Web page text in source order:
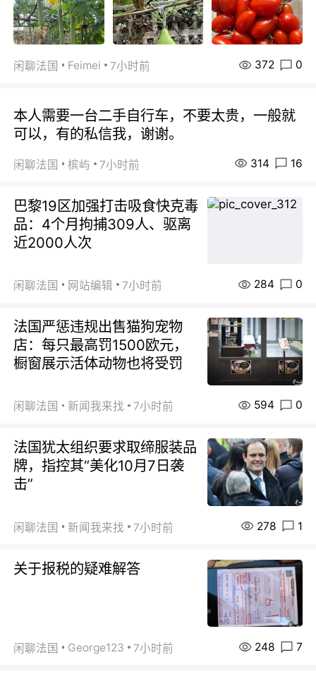
闲聊法国 Feimei 7小时前 372 0
本人需要一台二手自行车，不要太贵，一般就
可以，有的私信我，谢谢。
闲聊法国 槟屿 7小时前 314 16
巴黎19区加强打击吸食快克毒
品：4个月拘捕309人、驱离
近2000人次
闲聊法国 网站编辑 7小时前 284 0
法国严惩违规出售猫狗宠物
店：每只最高罚1500欧元，
橱窗展示活体动物也将受罚
闲聊法国 新闻我来找 7小时前 594 0
法国犹太组织要求取缔服装品
牌，指控其“美化10月7日袭
击”
闲聊法国 新闻我来找 7小时前 278 1
关于报税的疑难解答
闲聊法国 George123 7小时前 248 7